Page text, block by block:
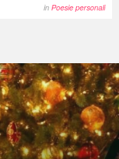
in Poesie personali